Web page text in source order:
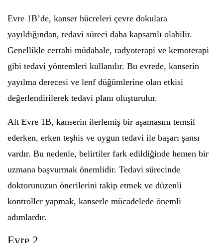
Evre 1B’de, kanser hücreleri çevre dokulara
yayıldığından, tedavi süreci daha kapsamlı olabilir.
Genellikle cerrahi müdahale, radyoterapi ve kemoterapi
gibi tedavi yöntemleri kullanılır. Bu evrede, kanserin
yayılma derecesi ve lenf düğümlerine olan etkisi
değerlendirilerek tedavi planı oluşturulur.
Alt Evre 1B, kanserin ilerlemiş bir aşamasını temsil
ederken, erken teşhis ve uygun tedavi ile başarı şansı
vardır. Bu nedenle, belirtiler fark edildiğinde hemen bir
uzmana başvurmak önemlidir. Tedavi sürecinde
doktorunuzun önerilerini takip etmek ve düzenli
kontroller yapmak, kanserle mücadelede önemli
adımlardır.
Evre 2